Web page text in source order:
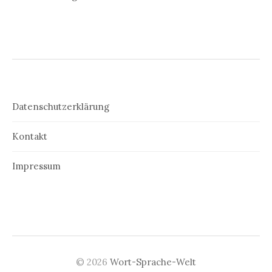
Datenschutzerklärung
Kontakt
Impressum
© 2026 Wort-Sprache-Welt